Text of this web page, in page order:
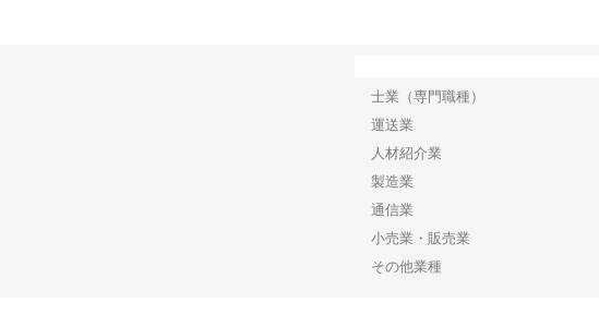
士業（専門職種）
運送業
人材紹介業
製造業
通信業
小売業・販売業
その他業種